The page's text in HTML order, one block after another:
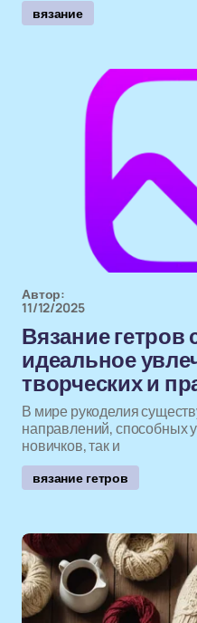
вязание
Автор:
11/12/2025
Вязание гетров
идеальное
творческих и
В мире рукоделия
направлений, способных
новичков, так и
вязание гетров